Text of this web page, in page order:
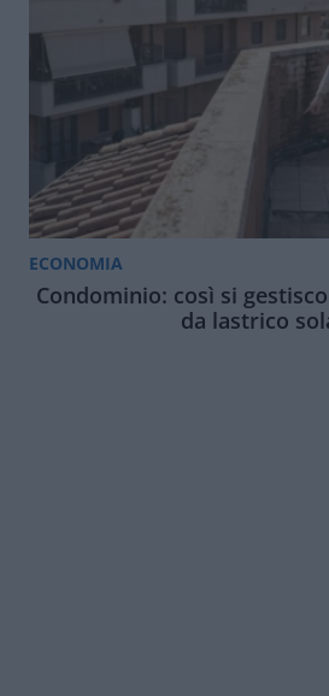
ECONOMIA
Condominio: così si
da lastrico